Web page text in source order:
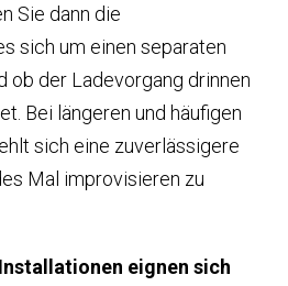
Sie dann die
sich um einen separaten
ob der Ladevorgang drinnen
Bei längeren und häufigen
sich eine zuverlässigere
Mal improvisieren zu
eignen sich